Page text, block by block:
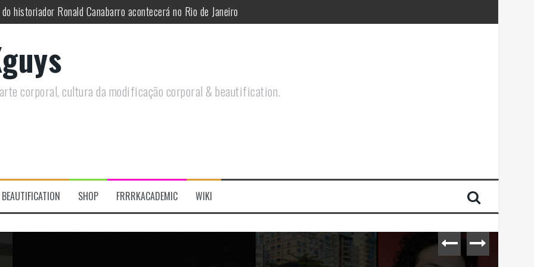
sobre Circo Freak em encontro online
modificações corporais e anarquia em encontro online
saiba como você pode ajudar duas ações que estão a ocorrer
a celebração do Orgulho Freak no Chile
historiador Ronald Canabarro acontecerá no Rio de Janeiro
corporal, cultura da modificação corporal & beautification.
BEAUTIFICATION SHOP FRRRKACADEMIC WIKI